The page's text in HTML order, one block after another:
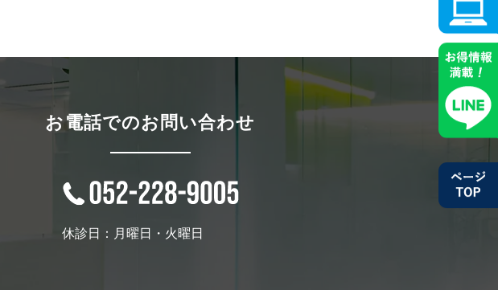
お電話でのお問い合わせ
休診日：月曜日・火曜日